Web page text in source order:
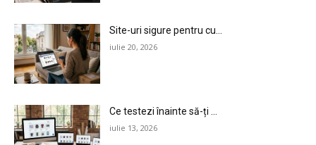
HOMEPAGE
NEWS
E-COMMERCE
EVENIMENTE
Site-uri sigure pentru cu...
iulie 20, 2026
Ce testezi înainte să-ți ...
iulie 13, 2026